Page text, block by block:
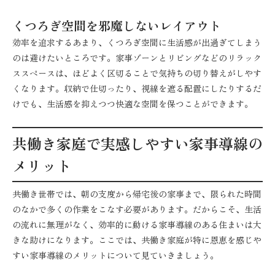
くつろぎ空間を邪魔しないレイアウト
効率を追求するあまり、くつろぎ空間に生活感が出過ぎてしまう
のは避けたいところです。家事ゾーンとリビングなどのリラック
ススペースは、ほどよく区切ることで気持ちの切り替えがしやす
くなります。収納で仕切ったり、視線を遮る配置にしたりするだ
けでも、生活感を抑えつつ快適な空間を保つことができます。
共働き家庭で実感しやすい家事導線の
メリット
共働き世帯では、朝の支度から帰宅後の家事まで、限られた時間
のなかで多くの作業をこなす必要があります。だからこそ、生活
の流れに無理がなく、効率的に動ける家事導線のある住まいは大
きな助けになります。ここでは、共働き家庭が特に恩恵を感じや
すい家事導線のメリットについて見ていきましょう。